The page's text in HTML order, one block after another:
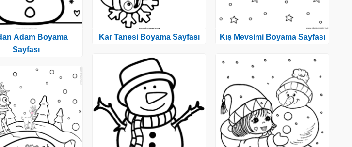
Adam Boyama
Sayfası
Kar Tanesi Boyama Sayfası Kış Mevsimi Boyama Sayfası